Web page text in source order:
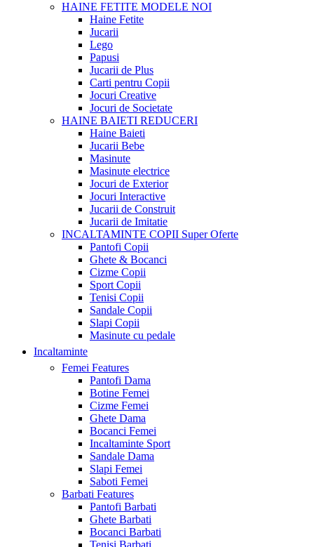
HAINE FETITE MODELE NOI
Haine Fetite
Jucarii
Lego
Papusi
Jucarii de Plus
Carti pentru Copii
Jocuri Creative
Jocuri de Societate
HAINE BAIETI REDUCERI
Haine Baieti
Jucarii Bebe
Masinute
Masinute electrice
Jocuri de Exterior
Jocuri Interactive
Jucarii de Construit
Jucarii de Imitatie
INCALTAMINTE COPII Super Oferte
Pantofi Copii
Ghete & Bocanci
Cizme Copii
Sport Copii
Tenisi Copii
Sandale Copii
Slapi Copii
Masinute cu pedale
Incaltaminte
Femei Features
Pantofi Dama
Botine Femei
Cizme Femei
Ghete Dama
Bocanci Femei
Incaltaminte Sport
Sandale Dama
Slapi Femei
Saboti Femei
Barbati Features
Pantofi Barbati
Ghete Barbati
Bocanci Barbati
Tenisi Barbati